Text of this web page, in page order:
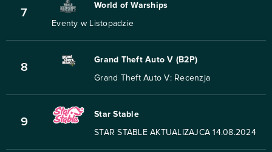
7
World of Warships
Eventy w Listopadzie
8
Grand Theft Auto V (B2P)
Grand Theft Auto V: Recenzja
9
Star Stable
STAR STABLE AKTUALIZAJCA 14.08.2024